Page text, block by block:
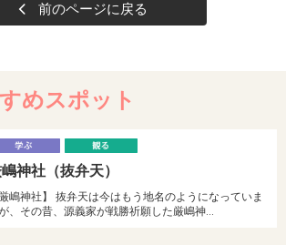
前のページに戻る
めスポット
る
神社（抜弁天）
厳嶋神社】 抜弁天は今はもう地名のようになっていま
、その昔、源義家が戦勝祈願した厳嶋神…